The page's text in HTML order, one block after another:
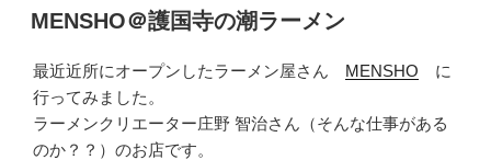
稿
日:
MENSHO＠護国寺の潮ラーメン
最近近所にオープンしたラーメン屋さん MENSHO に
行ってみました。
ラーメンクリエーター庄野 智治さん（そんな仕事がある
のか？？）のお店です。